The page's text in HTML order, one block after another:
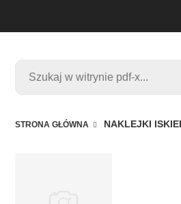
STRONA GŁÓWNA NAKLEJKI